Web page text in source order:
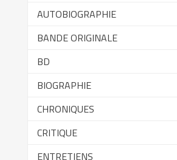
AUTOBIOGRAPHIE
BANDE ORIGINALE
BD
BIOGRAPHIE
CHRONIQUES
CRITIQUE
ENTRETIENS